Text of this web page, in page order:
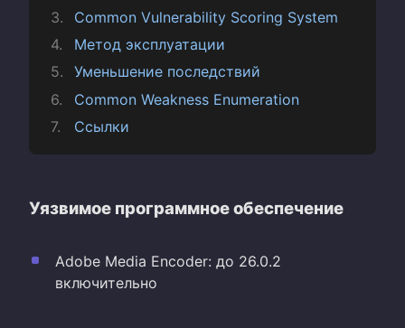
Common Vulnerability Scoring System
Метод эксплуатации
Уменьшение последствий
Common Weakness Enumeration
Ссылки
Уязвимое программное обеспечение
Adobe Media Encoder: до 26.0.2
включительно